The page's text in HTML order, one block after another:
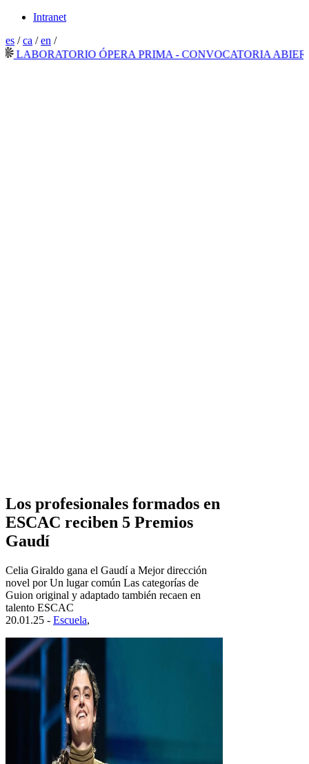
Intranet
es /ca /en /
ÓPERA PRIMA - CONVOCATORIA ABIERTA
Los profesionales formados en
ESCAC reciben 5 Premios
Gaudí
Celia Giraldo gana el Gaudí a Mejor dirección
novel por Un lugar común Las categorías de
Guion original y adaptado también recaen en
talento ESCAC
20.01.25 - Escuela,